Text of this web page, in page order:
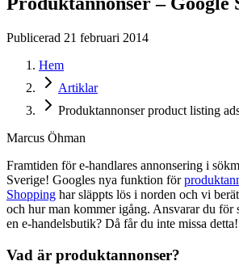
Publicerad 21 februari 2014
Hem
Artiklar
Produktannonser product listing
Marcus Öhman
Framtiden för e-handlares annonsering i
Sverige! Googles nya funktion för
Shopping har släppts lös i norden och vi
och hur man kommer igång. Ansvarar du för
en e-handelsbutik? Då får du inte missa detta!
Vad är produktannonser?